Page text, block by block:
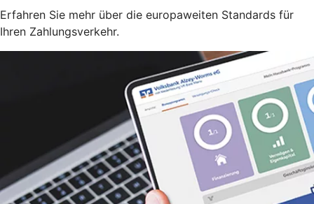
Erfahren Sie mehr über die europaweiten Standards für
Ihren Zahlungsverkehr.